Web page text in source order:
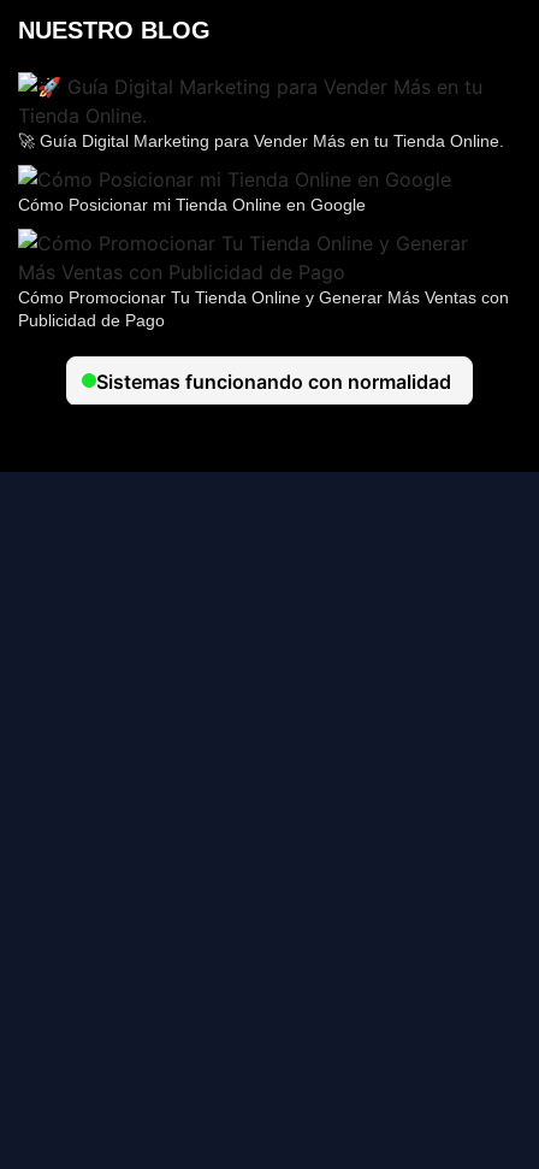
NUESTRO BLOG
🚀 Guía Digital Marketing para Vender Más en tu Tienda Online.
Cómo Posicionar mi Tienda Online en Google
Cómo Promocionar Tu Tienda Online y Generar Más Ventas con
Publicidad de Pago